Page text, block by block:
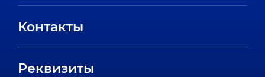
Контакты
Реквизиты